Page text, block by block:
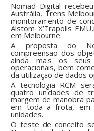
Nomad Digital
Austrália, Trens
monitoramento de
Alstom X’Trapolis
em Melbourne.
A proposta do
compreensão dos
ainda mais os seus
operacionais, bem
da utilização de dados
A tecnologia RCM
quatro unidades de
margem de manobra
em toda a frota, em
unidades.
O teste de conceito